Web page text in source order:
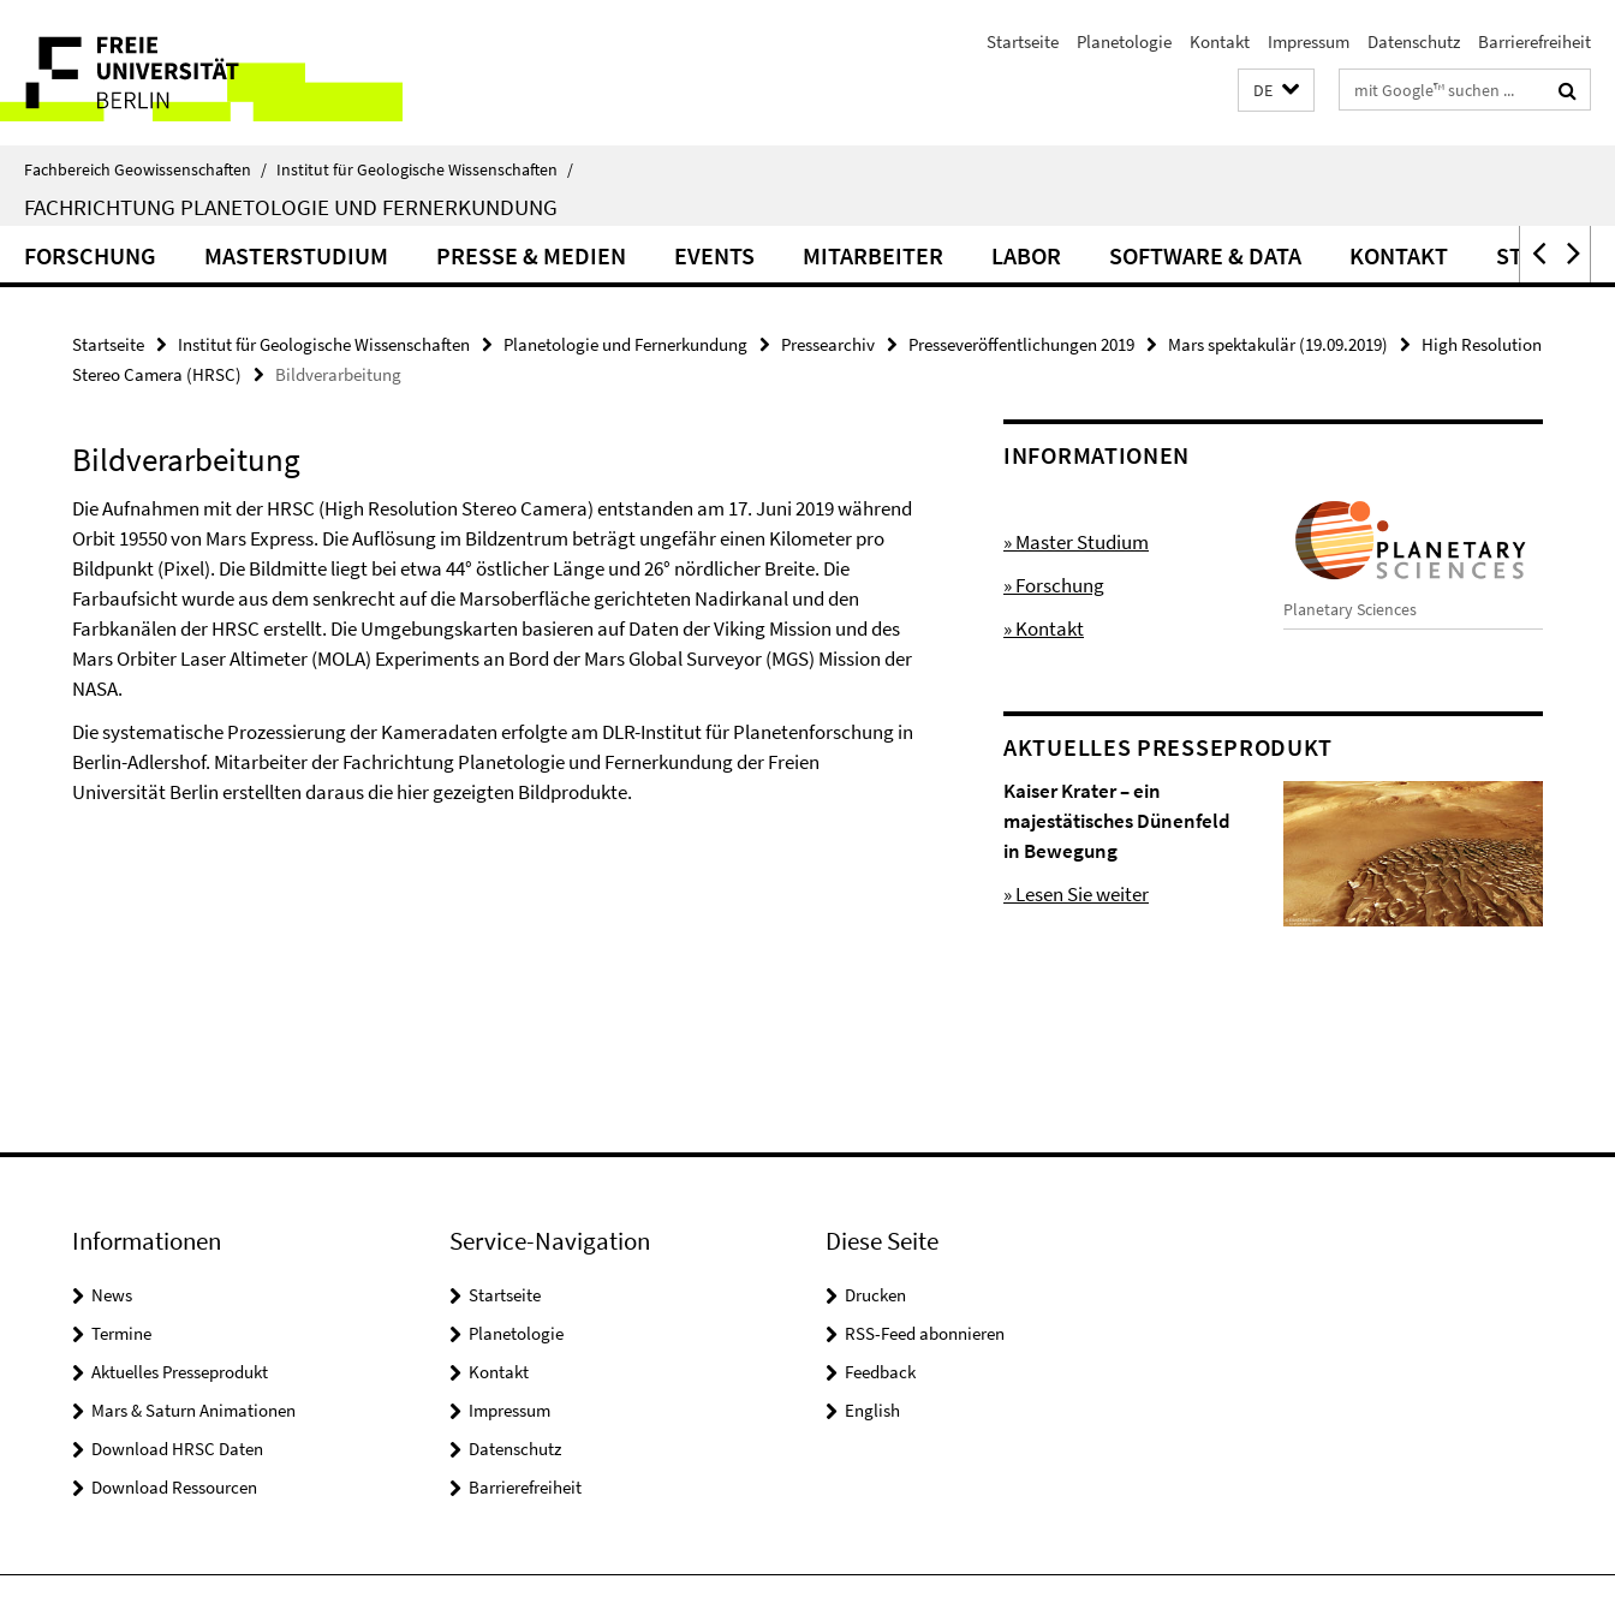
direkt
Inhalt
Service-
Navigation
Startseite Planetologie Kontakt Impressum Datenschutz Barrierefreiheit
DE Suchbegriffe
Fachbereich Geowissenschaften / Institut für Geologische Wissenschaften /
FACHRICHTUNG PLANETOLOGIE UND FERNERKUNDUNG
FORSCHUNG MASTERSTUDIUM PRESSE & MEDIEN EVENTS MITARBEITER LABOR SOFTWARE & DATA KONTAKT STELLEN
Startseite Institut für Geologische Wissenschaften Planetologie und Fernerkundung Pressearchiv Presseveröffentlichungen 2019 Mars spektakulär (19.09.2019)
High Resolution
Stereo Camera (HRSC)
Bildverarbeitung
Bildverarbeitung
Die Aufnahmen mit der HRSC (High Resolution Stereo Camera) entstanden am 17. Juni 2019 während
Orbit 19550 von Mars Express. Die Auflösung im Bildzentrum beträgt ungefähr einen Kilometer pro
Bildpunkt (Pixel). Die Bildmitte liegt bei etwa 44° östlicher Länge und 26° nördlicher Breite. Die
Farbaufsicht wurde aus dem senkrecht auf die Marsoberfläche gerichteten Nadirkanal und den
Farbkanälen der HRSC erstellt. Die Umgebungskarten basieren auf Daten der Viking Mission und des
Mars Orbiter Laser Altimeter (MOLA) Experiments an Bord der Mars Global Surveyor (MGS) Mission der
NASA.
Die systematische Prozessierung der Kameradaten erfolgte am DLR-Institut für Planetenforschung in
Berlin-Adlershof. Mitarbeiter der Fachrichtung Planetologie und Fernerkundung der Freien
Universität Berlin erstellten daraus die hier gezeigten Bildprodukte.
INFORMATIONEN
Planetary Sciences
» Master Studium
» Forschung
» Kontakt
AKTUELLES PRESSEPRODUKT
Kaiser Krater – ein
majestätisches Dünenfeld
in Bewegung
» Lesen Sie weiter
Informationen
News
Termine
Aktuelles Presseprodukt
Mars & Saturn Animationen
Download HRSC Daten
Download Ressourcen
Service-Navigation
Startseite
Planetologie
Kontakt
Impressum
Datenschutz
Barrierefreiheit
Diese Seite
Drucken
RSS-Feed abonnieren
Feedback
English